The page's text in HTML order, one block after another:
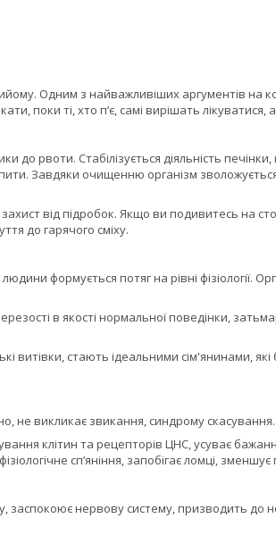
Одним з найважливіших аргументів на
поки ті, хто п’є, самі вирішать лікуватися,
до рвоти. Стабілізується діяльність
Завдяки очищенню організм
від підробок. Якщо ви подивитесь на
до гарячого сміху.
формується потяг на рівні фізіології.
в якості нормальної поведінки,
витівки, стають ідеальними сім'янинами, які
не викликає звикання, синдрому
клітин та рецепторів ЦНС, усуває
сп’яніння, запобігає ломці, зменшує
заспокоює нервову систему, призводить до